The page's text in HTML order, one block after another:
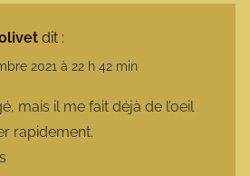
dit :
2021 à 22 h 42 min
mais il me fait déjà de l’oeil
rapidement.